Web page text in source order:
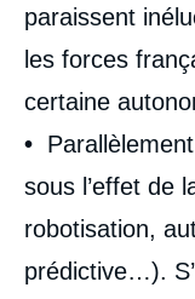
paraissent
les forces
certaine
•
sous l’effet de
robotisation,
prédictive…).